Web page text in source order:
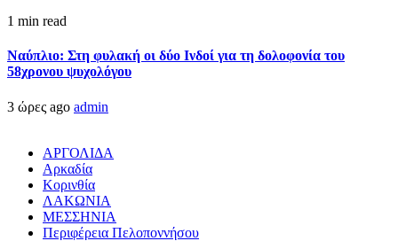
1 min read
Ναύπλιο: Στη φυλακή οι δύο Ινδοί για τη δολοφονία του
58χρονου ψυχολόγου
3 ώρες ago admin
ΑΡΓΟΛΙΔΑ
Αρκαδία
Κορινθία
ΛΑΚΩΝΙΑ
ΜΕΣΣΗΝΙΑ
Περιφέρεια Πελοποννήσου